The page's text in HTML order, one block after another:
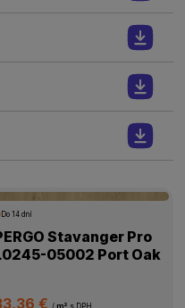
Do 14 dní
Stavanger Pro
05002 Port Oak
€ / m² s DPH